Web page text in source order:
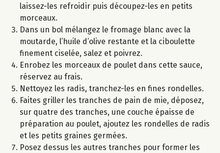
laissez-les refroidir puis découpez-les en petits
morceaux.
Dans un bol mélangez le fromage blanc avec la
moutarde, l’huile d’olive restante et la ciboulette
finement ciselée, salez et poivrez.
Enrobez les morceaux de poulet dans cette sauce,
réservez au frais.
Nettoyez les radis, tranchez-les en fines rondelles.
Faites griller les tranches de pain de mie, déposez,
sur quatre des tranches, une couche épaisse de
préparation au poulet, ajoutez les rondelles de radis
et les petits graines germées.
Posez dessus les autres tranches pour former les